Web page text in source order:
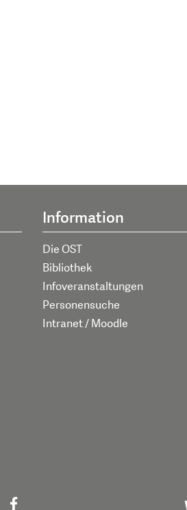
Information
Die OST
Bibliothek
Infoveranstaltungen
Personensuche
Intranet / Moodle
linkedin
us on: bluesky
find us on: facebook